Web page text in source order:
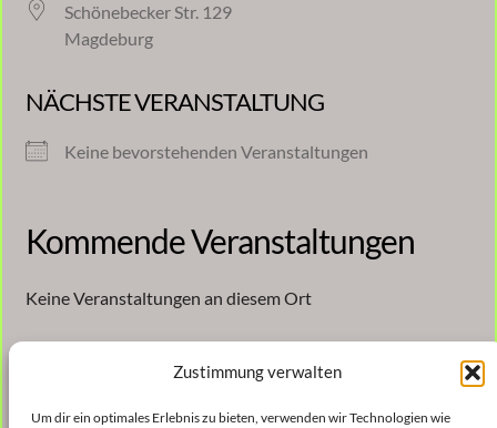
Zustimmung verwalten
Um dir ein optimales Erlebnis zu bieten, verwenden wir Technologien wie
Schönebecker Str. 129
Magdeburg
NÄCHSTE VERANSTALTUNG
Keine bevorstehenden Veranstaltungen
Kommende Veranstaltungen
Keine Veranstaltungen an diesem Ort